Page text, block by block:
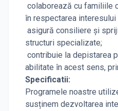
colaborează cu familiile
în respectarea
asigură consiliere şi
structuri specializate;
contribuie la depistarea
abilitate în acest sens,
Specificatii:
Programele noastre
susținem dezvoltarea